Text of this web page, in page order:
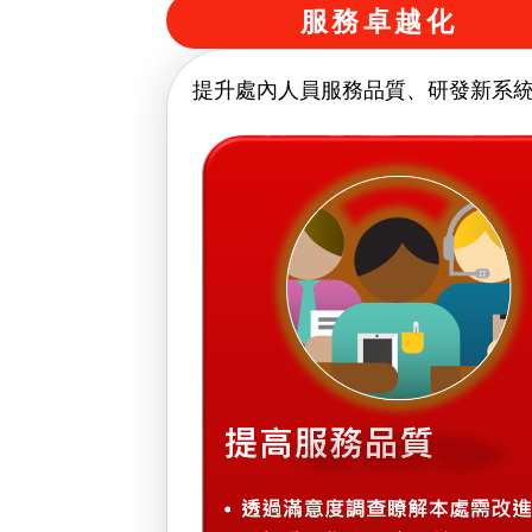
服務卓越化
提升處內人員服務品質、研發新系